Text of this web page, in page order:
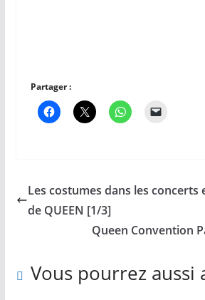
Partager :
Les costumes dans les concerts
de QUEEN [1/3]
Queen Convention
Vous pourrez aussi